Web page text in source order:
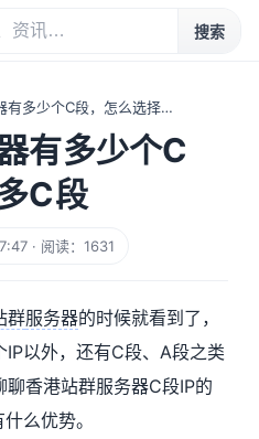
搜索
香港站群服务器有多少个C段，怎么选择多C段
有多少个C
C段
· 阅读：1631
群服务器的时候就看到了，
IP以外，还有C段、A段之类
香港站群服务器C段IP的
么优势。